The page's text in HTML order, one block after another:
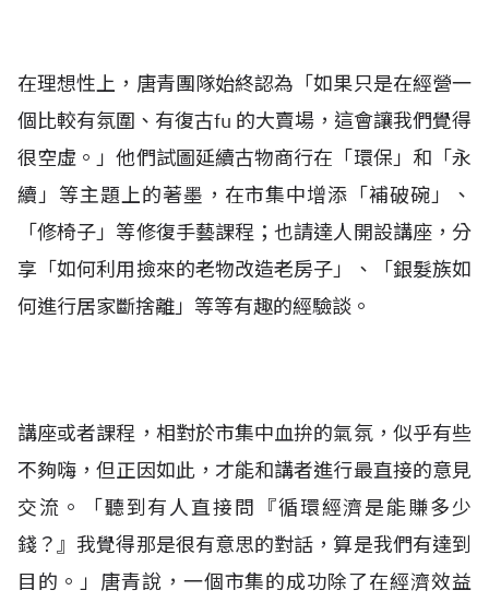
在理想性上，唐青團隊始終認為「如果只是在經營一
個比較有氛圍、有復古fu 的大賣場，這會讓我們覺得
很空虛。」他們試圖延續古物商行在「環保」和「永
續」等主題上的著墨，在市集中增添「補破碗」、
「修椅子」等修復手藝課程；也請達人開設講座，分
享「如何利用撿來的老物改造老房子」、「銀髮族如
何進行居家斷捨離」等等有趣的經驗談。
講座或者課程，相對於市集中血拚的氣氛，似乎有些
不夠嗨，但正因如此，才能和講者進行最直接的意見
交流。「聽到有人直接問『循環經濟是能賺多少
錢？』我覺得那是很有意思的對話，算是我們有達到
目的。」唐青說，一個市集的成功除了在經濟效益